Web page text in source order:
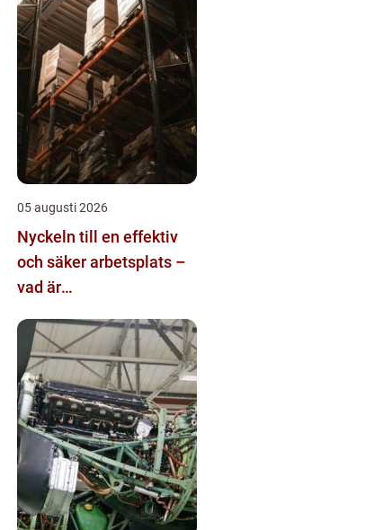
05 augusti 2026
Nyckeln till en effektiv
och säker arbetsplats –
vad är